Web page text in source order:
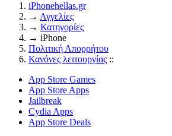
iPhonehellas.gr
→ Αγγελίες
→ Κατηγορίες
→ iPhone
Πολιτική Απορρήτου
Κανόνες λειτουργίας ::
App Store Games
App Store Apps
Jailbreak
Cydia Apps
App Store Deals